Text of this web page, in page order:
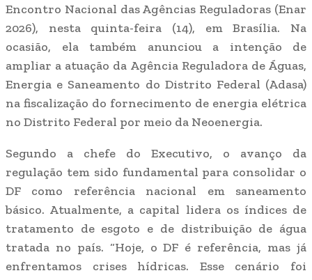
Encontro Nacional das Agências Reguladoras (Enar
2026), nesta quinta-feira (14), em Brasília. Na
ocasião, ela também anunciou a intenção de
ampliar a atuação da Agência Reguladora de Águas,
Energia e Saneamento do Distrito Federal (Adasa)
na fiscalização do fornecimento de energia elétrica
no Distrito Federal por meio da Neoenergia.
Segundo a chefe do Executivo, o avanço da
regulação tem sido fundamental para consolidar o
DF como referência nacional em saneamento
básico. Atualmente, a capital lidera os índices de
tratamento de esgoto e de distribuição de água
tratada no país. “Hoje, o DF é referência, mas já
enfrentamos crises hídricas. Esse cenário foi